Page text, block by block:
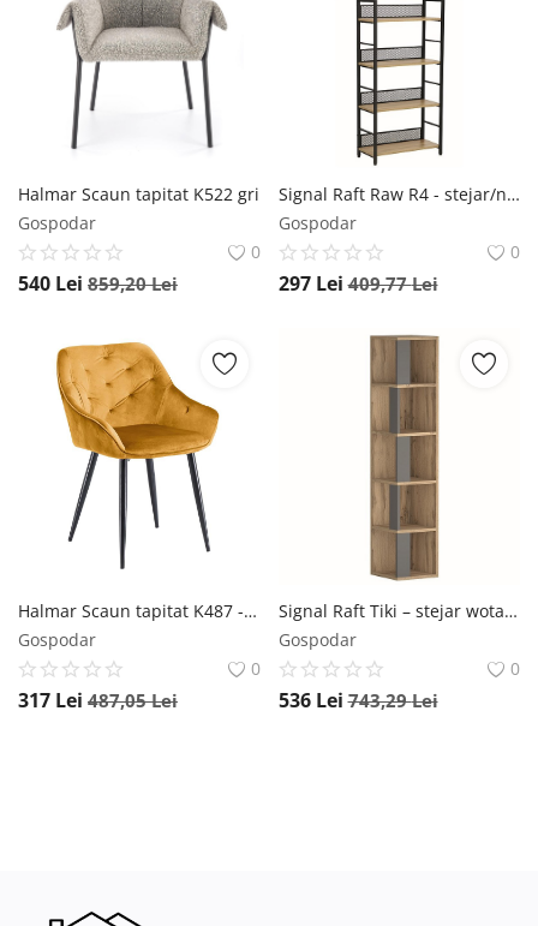
Halmar Scaun tapitat K522 gri
Gospodar
0
540 Lei 859,20Lei
Signal Raft Raw R4 - stejar/negru mat
Gospodar
0
297 Lei 409,77Lei
Halmar Scaun tapitat K487 - Mustariu
Gospodar
0
317 Lei 487,05Lei
Signal Raft Tiki – stejar wotan/antracit
Gospodar
0
536 Lei 743,29Lei